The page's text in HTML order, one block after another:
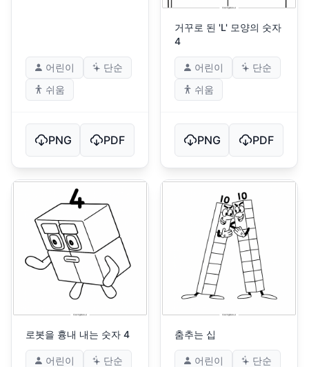
어린이
단순
쉬움
PNG PDF
거꾸로 된 'L' 모양의 숫자
4
어린이
단순
쉬움
PNG PDF
로봇을 흉내 내는 숫자 4
어린이
단순
춤추는 십
어린이
단순